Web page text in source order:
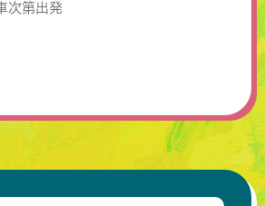
次第出発